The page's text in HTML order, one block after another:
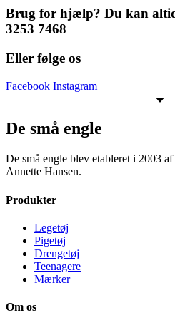
Brug for hjælp? Du kan
3253 7468
Eller følge os
Facebook Instagram
De små engle
De små engle blev etableret i 2003
Annette Hansen.
Produkter
Legetøj
Pigetøj
Drengetøj
Teenagere
Mærker
Om os